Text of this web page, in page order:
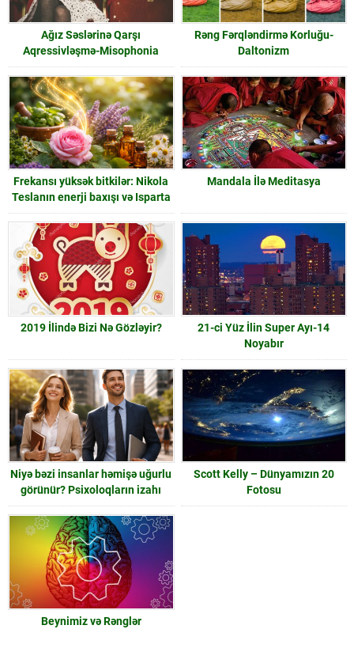
Ağız Səslərinə Qarşı
Aqressivləşmə-Misophonia
Rəng Fərqləndirmə Korluğu-
Daltonizm
Frekansı yüksək bitkilər: Nikola
Teslanın enerji baxışı və Isparta
gülü
Mandala İlə Meditasya
2019 İlində Bizi Nə Gözləyir?
21-ci Yüz İlin Super Ayı-14
Noyabır
Niyə bəzi insanlar həmişə uğurlu
görünür? Psixoloqların izahı
Scott Kelly – Dünyamızın 20
Fotosu
Beynimiz və Rənglər